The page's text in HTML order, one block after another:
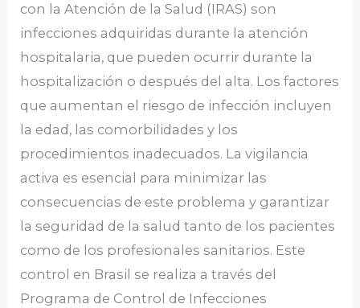
con la Atención de la Salud (IRAS) son
infecciones adquiridas durante la atención
hospitalaria, que pueden ocurrir durante la
hospitalización o después del alta. Los factores
que aumentan el riesgo de infección incluyen
la edad, las comorbilidades y los
procedimientos inadecuados. La vigilancia
activa es esencial para minimizar las
consecuencias de este problema y garantizar
la seguridad de la salud tanto de los pacientes
como de los profesionales sanitarios. Este
control en Brasil se realiza a través del
Programa de Control de Infecciones